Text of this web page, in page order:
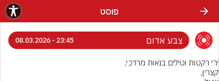
פוסט
צבע אדום 23:45 - 08.03.2026